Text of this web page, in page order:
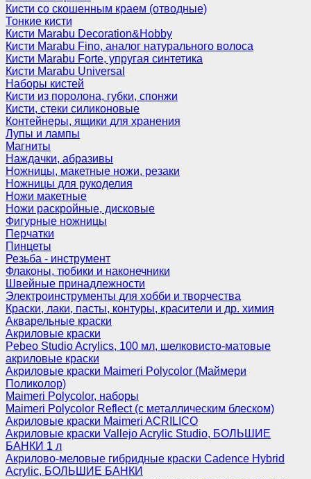
Кисти со скошенным краем (отводные)
Тонкие кисти
Кисти Marabu Decoration&Hobby
Кисти Marabu Fino, аналог натурального волоса
Кисти Marabu Forte, упругая синтетика
Кисти Marabu Universal
Наборы кистей
Кисти из поролона, губки, спонжи
Кисти, стеки силиконовые
Контейнеры, ящики для хранения
Лупы и лампы
Магниты
Наждачки, абразивы
Ножницы, макетные ножи, резаки
Ножницы для рукоделия
Ножи макетные
Ножи раскройные, дисковые
Фигурные ножницы
Перчатки
Пинцеты
Резьба - инструмент
Флаконы, тюбики и наконечники
Швейные принадлежности
Электроинструменты для хобби и творчества
Краски, лаки, пасты, контуры, красители и др. химия
Акварельные краски
Акриловые краски
Pebeo Studio Acrylics, 100 мл, шелковисто-матовые
акриловые краски
Акриловые краски Maimeri Polycolor (Маймери
Поликолор)
Maimeri Polycolor, наборы
Maimeri Polycolor Reflect (с металлическим блеском)
Акриловые краски Maimeri ACRILICO
Акриловые краски Vallejo Acrylic Studio, БОЛЬШИЕ
БАНКИ 1 л
Акрилово-меловые гибридные краски Cadence Hybrid
Acrylic, БОЛЬШИЕ БАНКИ